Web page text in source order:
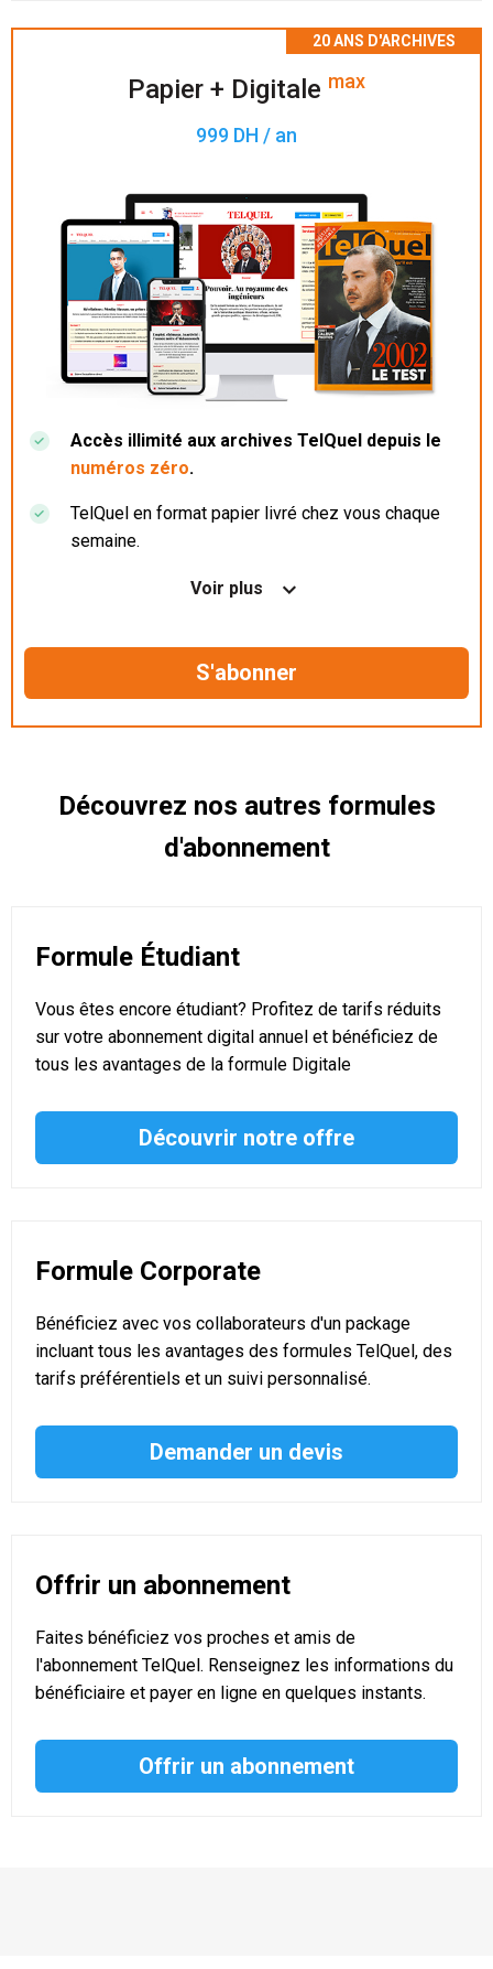
Papier + Digitale max
999 DH / an
Accès illimité aux archives TelQuel depuis le
numéros zéro.
TelQuel en format papier livré chez vous chaque
semaine.
Nos articles en illimité sur ordinateur, tablette et
Le magazine TelQuel en numérique avant la sortie
Des informations confidentielles résérvées aux
Voir plus
Découvrez nos autres formules
d'abonnement
Formule Étudiant
Vous êtes encore étudiant? Profitez de tarifs réduits
sur votre abonnement digital annuel et bénéficiez de
tous les avantages de la formule Digitale
Découvrir notre offre
Formule Corporate
Bénéficiez avec vos collaborateurs d'un package
incluant tous les avantages des formules TelQuel, des
tarifs préférentiels et un suivi personnalisé.
Demander un devis
Offrir un abonnement
Faites bénéficiez vos proches et amis de
l'abonnement TelQuel. Renseignez les informations du
bénéficiaire et payer en ligne en quelques instants.
Offrir un abonnement